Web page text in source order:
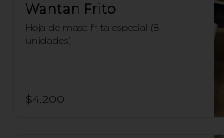
Wantan Frito
Hoja de masa frita especial (8
unidades)
$4.200